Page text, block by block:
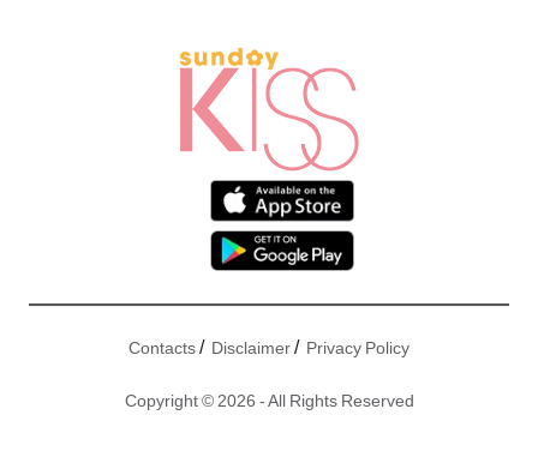
Contacts/ Disclaimer/ Privacy Policy
Copyright © 2026 - All Rights Reserved